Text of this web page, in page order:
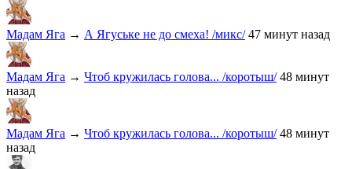
Мадам Яга → А Ягуське не до смеха! /микс/ 47 минут назад
Мадам Яга → Чтоб кружилась голова... /коротыш/ 48 минут
назад
Мадам Яга → Чтоб кружилась голова... /коротыш/ 48 минут
назад